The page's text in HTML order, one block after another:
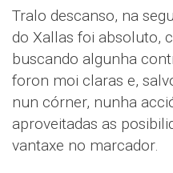
Tralo descanso, na
do Xallas foi absoluto,
buscando algunha
foron moi claras e,
nun córner, nunha
aproveitadas as
vantaxe no marcador.